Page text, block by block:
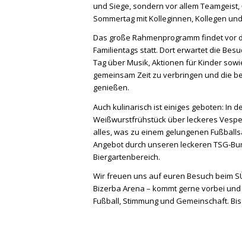
und Siege, sondern vor allem
Sommertag mit Kolleginnen, Kollegen
Das große Rahmenprogramm findet vor
Familientags statt. Dort erwartet die
Tag über Musik, Aktionen für Kinder
gemeinsam Zeit zu verbringen und die
genießen.
Auch kulinarisch ist einiges geboten: In
Weißwurstfrühstück über leckeres
alles, was zu einem gelungenen
Angebot durch unseren leckeren TSG-
Biergartenbereich.
Wir freuen uns auf euren Besuch beim
Bizerba Arena – kommt gerne vorbei
Fußball, Stimmung und Gemeinschaft.